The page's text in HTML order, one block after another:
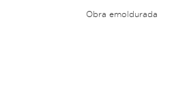
Obra emoldurada